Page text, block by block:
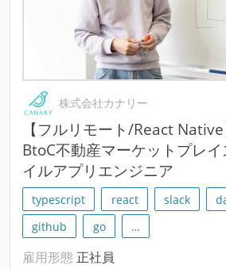
株式会社カナリー
【フルリモート/React
BtoC不動産マーケットプレ
イルアプリエンジニア
typescript react slack
github
go …
雇用形態 正社員